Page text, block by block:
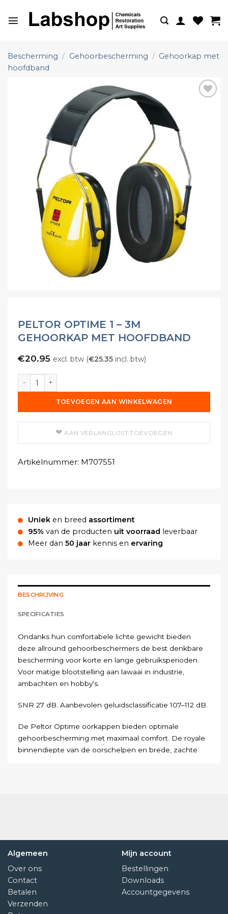
naar
Bescherming / Gehoorbescherming / Gehoorkap met
hoofdband
PELTOR OPTIME 1 – 3M
GEHOORKAP MET HOOFDBAND
€20.95 excl. btw (€25.35 incl. btw)
Peltor Optime 1 - 3M Gehoorkap met Hoofdband aantal
TOEVOEGEN AAN WINKELWAGEN
AAN VERLANGLIJST TOEVOEGEN
Artikelnummer: M707551
Uniek en breed assortiment
95% van de producten uit voorraad leverbaar
Meer dan 50 jaar kennis en ervaring
BESCHRIJVING
SPECIFICATIES
Ondanks hun comfortabele lichte gewicht bieden
deze allround gehoorbeschermers de best denkbare
bescherming voor korte en lange gebruiksperioden
Voor matige blootstelling aan lawaai in industrie
ambachten en hobby‘s
SNR 27 dB Aanbevolen geluidsclassificatie 107–112 dB
De Peltor Optime oorkappen bieden optimale
gehoorbescherming met maximaal comfort De royale
binnendiepte van de oorschelpen en brede zachte
Algemeen
Over ons
Contact
Betalen
Verzenden
Mijn account
Bestellingen
Downloads
Accountgegevens